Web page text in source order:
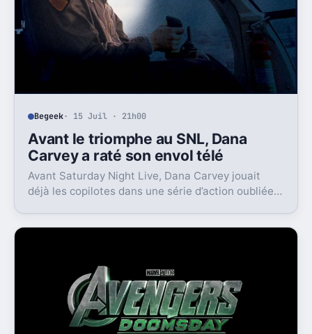
Begeek· 15 Juil · 21h00
Avant le triomphe au SNL, Dana
Carvey a raté son envol télé
Avant Saturday Night Live, Dana Carvey jouait
déjà les copilotes dans une série d’action oubliée.